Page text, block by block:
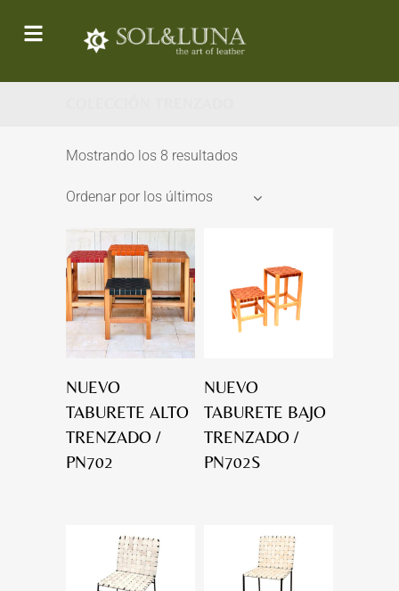
Mostrando los 8 resultados
Ordenar por los últimos
NUEVO
TABURETE ALTO
TRENZADO /
PN702
NUEVO
TABURETE BAJO
TRENZADO /
PN702S